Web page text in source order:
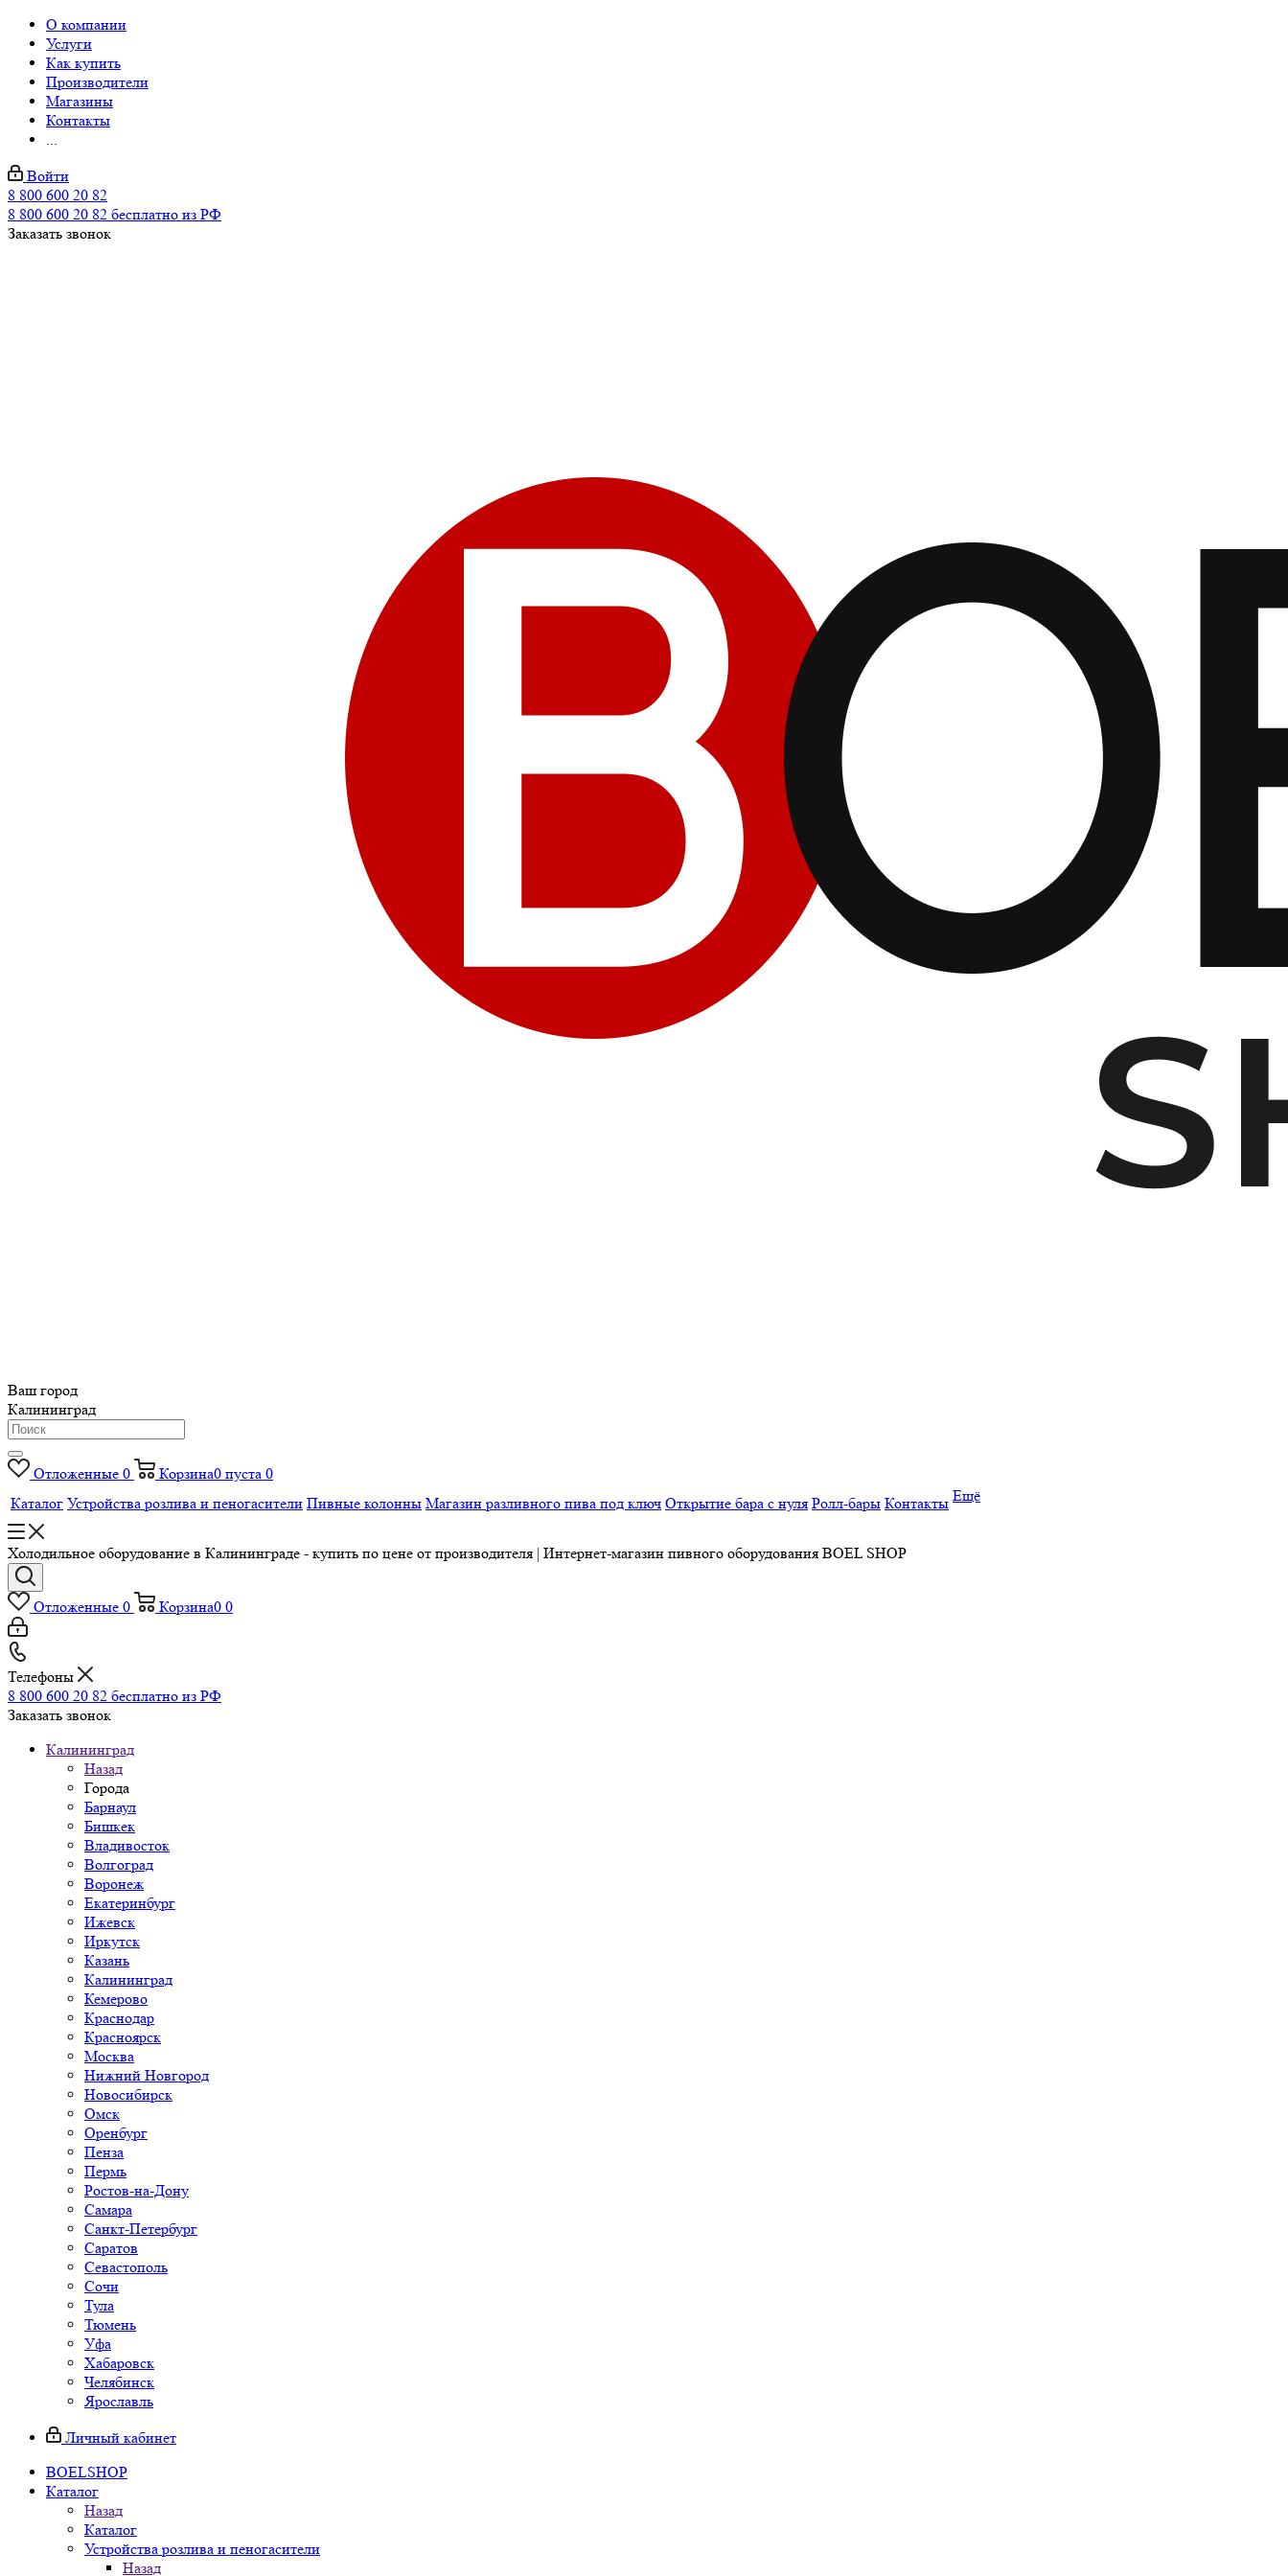
О компании
Услуги
Как купить
Производители
Магазины
Контакты
...
Войти
8 800 600 20 82
8 800 600 20 82 бесплатно из РФ
Заказать звонок
Ваш город
Калининград
Отложенные 0 Корзина0 пуста 0
Каталог Устройства розлива и пеногасители Пивные колонны Магазин разливного пива под ключ Открытие бара с нуля Ролл-бары Контакты Ещё
Холодильное оборудование в Калининграде - купить по цене от производителя | Интернет-магазин пивного оборудования BOEL SHOP
Отложенные 0 Корзина0 0
Телефоны
8 800 600 20 82 бесплатно из РФ
Заказать звонок
Калининград
Назад
Города
Барнаул
Бишкек
Владивосток
Волгоград
Воронеж
Екатеринбург
Ижевск
Иркутск
Казань
Калининград
Кемерово
Краснодар
Красноярск
Москва
Нижний Новгород
Новосибирск
Омск
Оренбург
Пенза
Пермь
Ростов-на-Дону
Самара
Санкт-Петербург
Саратов
Севастополь
Сочи
Тула
Тюмень
Уфа
Хабаровск
Челябинск
Ярославль
Личный кабинет
BOELSHOP
Каталог
Назад
Каталог
Устройства розлива и пеногасители
Назад